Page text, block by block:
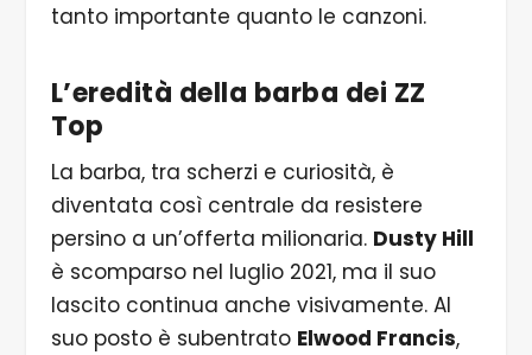
tanto importante quanto le canzoni.
L’eredità della barba dei ZZ
Top
La barba, tra scherzi e curiosità, è
diventata così centrale da resistere
persino a un’offerta milionaria. Dusty Hill
è scomparso nel luglio 2021, ma il suo
lascito continua anche visivamente. Al
suo posto è subentrato Elwood Francis,